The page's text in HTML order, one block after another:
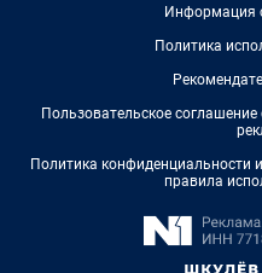
Информация
Политика
Пользовательское
Политика конфиденциальности
правила